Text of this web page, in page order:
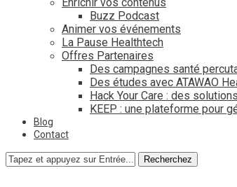
Buzz Podcast
Animer vos événements
La Pause Healthtech
Offres Partenaires
Des campagnes santé
Des études avec ATAWAO
Hack Your Care : des
KEEP : une plateforme pour
Blog
Contact
Recherchez